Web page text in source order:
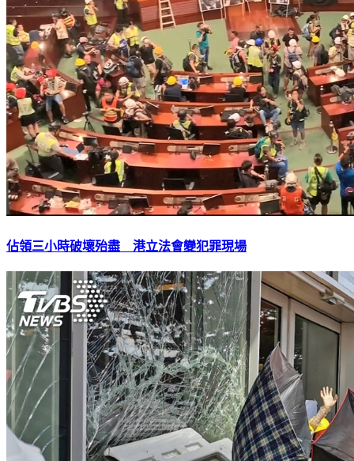
佔領三小時破壞殆盡 港立法會變犯罪現場